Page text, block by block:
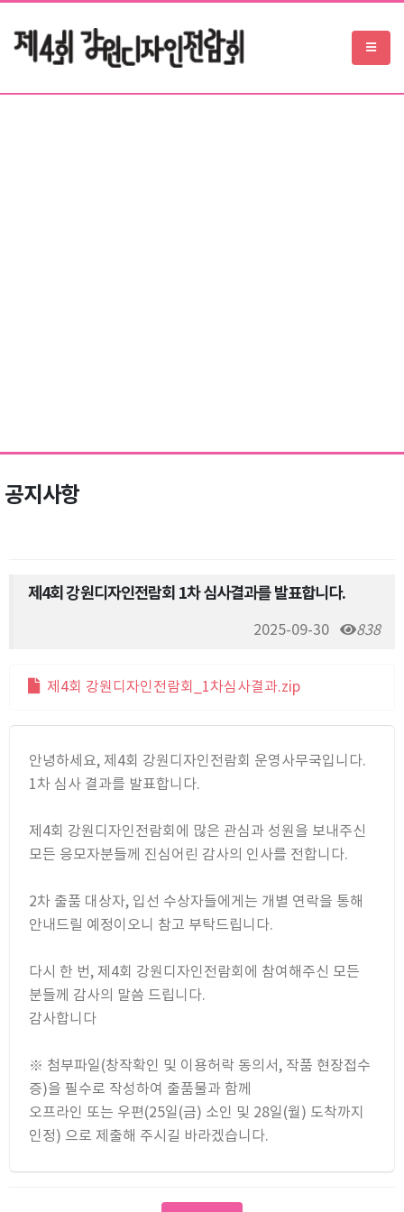
공지사항
제4회 강원디자인전람회 1차 심사결과를 발표합니다.
2025-09-30 838
제4회 강원디자인전람회_1차심사결과.zip
안녕하세요, 제4회 강원디자인전람회 운영사무국입니다.
1차 심사 결과를 발표합니다.
제4회 강원디자인전람회에 많은 관심과 성원을 보내주신
모든 응모자분들께 진심어린 감사의 인사를 전합니다.
2차 출품 대상자, 입선 수상자들에게는 개별 연락을 통해
안내드릴 예정이오니 참고 부탁드립니다.
다시 한 번, 제4회 강원디자인전람회에 참여해주신 모든
분들께 감사의 말씀 드립니다.
감사합니다
※ 첨부파일(창작확인 및 이용허락 동의서, 작품 현장접수
증)을 필수로 작성하여 출품물과 함께
오프라인 또는 우편(25일(금) 소인 및 28일(월) 도착까지
인정) 으로 제출해 주시길 바라겠습니다.